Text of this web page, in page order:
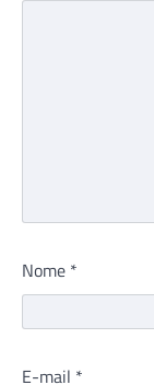
Nome *
E-mail *